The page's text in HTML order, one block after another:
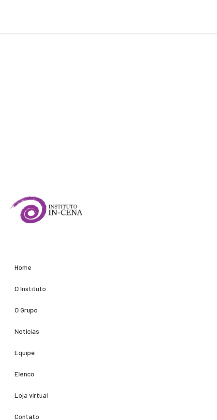
Home
O Instituto
O Grupo
Notícias
Equipe
Elenco
Loja virtual
Contato